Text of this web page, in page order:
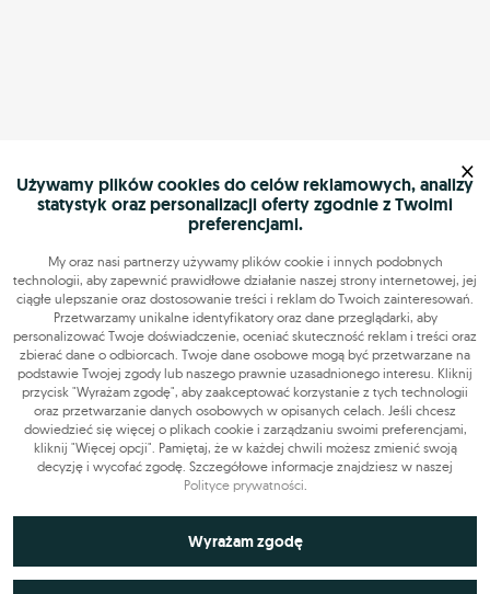
Używamy plików cookies do celów reklamowych, analizy
statystyk oraz personalizacji oferty zgodnie z Twoimi
preferencjami.
My oraz nasi partnerzy używamy plików cookie i innych podobnych
technologii, aby zapewnić prawidłowe działanie naszej strony internetowej, jej
ciągłe ulepszanie oraz dostosowanie treści i reklam do Twoich zainteresowań.
Przetwarzamy unikalne identyfikatory oraz dane przeglądarki, aby
personalizować Twoje doświadczenie, oceniać skuteczność reklam i treści oraz
zbierać dane o odbiorcach. Twoje dane osobowe mogą być przetwarzane na
podstawie Twojej zgody lub naszego prawnie uzasadnionego interesu. Kliknij
przycisk "Wyrażam zgodę", aby zaakceptować korzystanie z tych technologii
oraz przetwarzanie danych osobowych w opisanych celach. Jeśli chcesz
dowiedzieć się więcej o plikach cookie i zarządzaniu swoimi preferencjami,
kliknij "Więcej opcji". Pamiętaj, że w każdej chwili możesz zmienić swoją
decyzję i wycofać zgodę. Szczegółowe informacje znajdziesz w naszej
Polityce prywatności.
Niezbędne do funkcjonowania strony
Technicznie niezbędne pliki cookie odgrywają kluczową rolę w
Wyrażam zgodę
×